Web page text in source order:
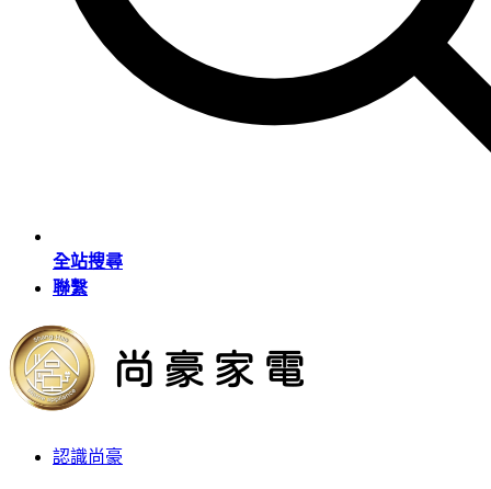
全站搜尋
聯繫
認識尚豪